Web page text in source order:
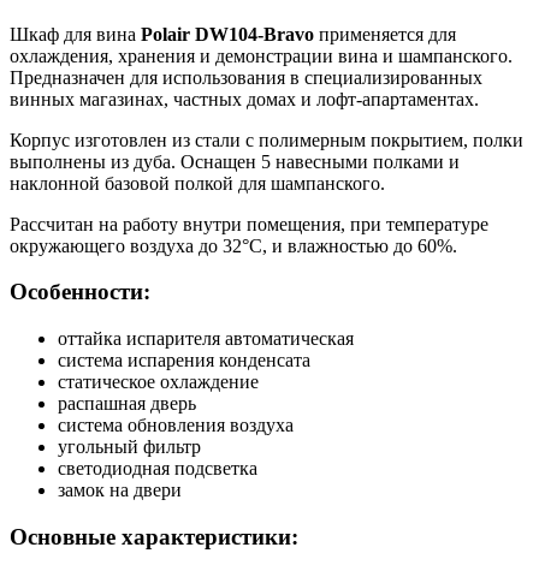
Шкаф для вина Polair DW104-Bravo применяется для
охлаждения, хранения и демонстрации вина и шампанского.
Предназначен для использования в специализированных
винных магазинах, частных домах и лофт-апартаментах.
Корпус изготовлен из стали с полимерным покрытием, полки
выполнены из дуба. Оснащен 5 навесными полками и
наклонной базовой полкой для шампанского.
Рассчитан на работу внутри помещения, при температуре
окружающего воздуха до 32°С, и влажностью до 60%.
Особенности:
оттайка испарителя автоматическая
система испарения конденсата
статическое охлаждение
распашная дверь
система обновления воздуха
угольный фильтр
светодиодная подсветка
замок на двери
Основные характеристики: